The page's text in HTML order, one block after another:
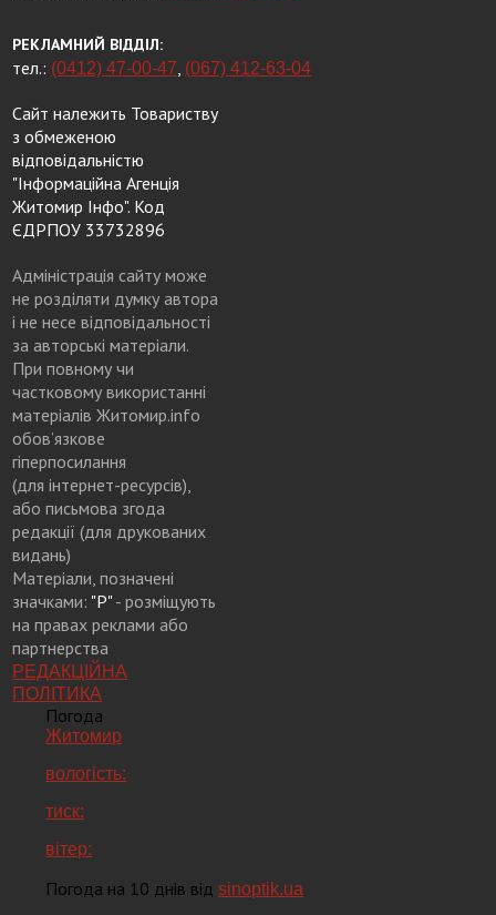
РЕКЛАМНИЙ ВІДДІЛ:
тел.: (0412) 47-00-47 (067) 412-63-04
Сайт належить Товариству
з обмеженою
відповідальністю
"Інформаційна Агенція
Житомир Інфо". Код
ЄДРПОУ 33732896
Адміністрація сайту може
не розділяти думку автора
і не несе відповідальності
за авторські матеріали.
При повному чи
частковому використанні
матеріалів Житомир.info
обов’язкове
гіперпосилання
(для інтернет-ресурсів),
або письмова згода
редакції (для друкованих
видань)
Матеріали, позначені
значками: "Р"- розміщують
на правах реклами або
партнерства
РЕДАКЦІЙНА
ПОЛІТИКА
Погода
Житомир
вологість:
тиск:
вітер:
Погода на 10 днів відsinoptik.ua